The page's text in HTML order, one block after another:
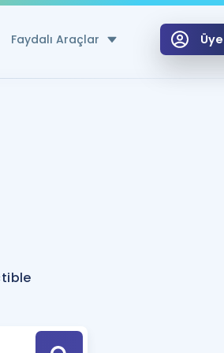
Faydalı Araçlar
Hesaplama Aracı
için Öneriler
Tek Takvimde
Hoca ile seni sınava hazırlayacak